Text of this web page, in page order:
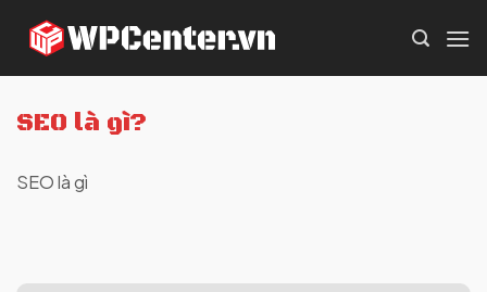
SEO là gì?
SEO là gì